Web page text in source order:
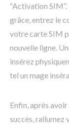
“Activation
grâce, entrez le
votre carte SIM
nouvelle ligne.
insérez
tel un mage
Enfin, après
succès, rallumez